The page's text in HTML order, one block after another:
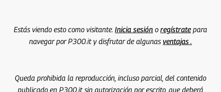
Estás viendo esto como visitante. Inicia sesióno regístratepara
navegar por P300.it y disfrutar de algunasventajas .
Queda prohibida la reproducción, incluso parcial, del contenido
publicado en P300.it sin autorización por escrito, que deberá